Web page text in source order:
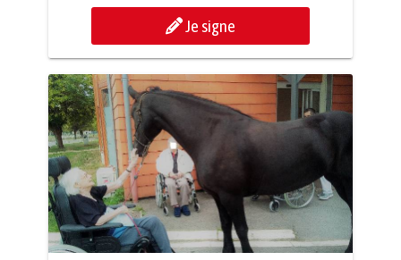
Je signe